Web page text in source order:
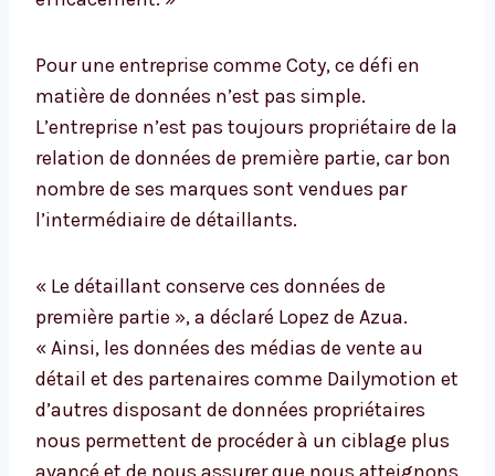
Pour une entreprise comme Coty, ce défi en
matière de données n’est pas simple.
L’entreprise n’est pas toujours propriétaire de la
relation de données de première partie, car bon
nombre de ses marques sont vendues par
l’intermédiaire de détaillants.
« Le détaillant conserve ces données de
première partie », a déclaré Lopez de Azua.
« Ainsi, les données des médias de vente au
détail et des partenaires comme Dailymotion et
d’autres disposant de données propriétaires
nous permettent de procéder à un ciblage plus